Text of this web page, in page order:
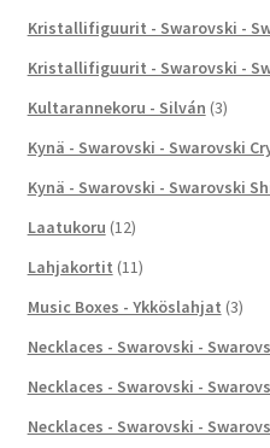
Kristallifiguurit - Swarovski -
Kristallifiguurit - Swarovski -
Kultarannekoru - Silván (3)
Kynä - Swarovski - Swarovski
Kynä - Swarovski - Swarovski
Laatukoru (12)
Lahjakortit (11)
Music Boxes - Ykköslahjat (3)
Necklaces - Swarovski -
Necklaces - Swarovski -
Necklaces - Swarovski -